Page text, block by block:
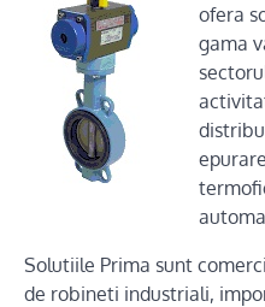
ofera
gama
Solutiile Prima sunt
de robineti industriali,